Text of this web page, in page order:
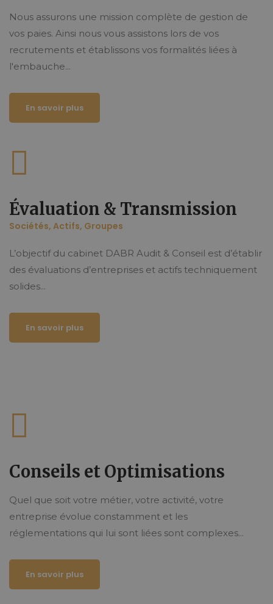
Nous assurons une mission complète de gestion de
vos paies. Ainsi nous vous assistons lors de vos
recrutements et établissons vos formalités liées à
l'embauche...
En savoir plus
Évaluation & Transmission
Sociétés, Actifs, Groupes
L’objectif du cabinet DABR Audit & Conseil est d’établir
des évaluations d’entreprises et actifs techniquement
solides...
En savoir plus
Conseils et Optimisations
Quel que soit votre métier, votre activité, votre
entreprise évolue constamment et les
réglementations qui lui sont liées sont complexes...
En savoir plus